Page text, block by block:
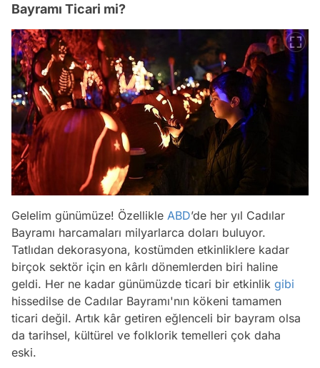
Bayramı Ticari mi?
Gelelim günümüze! Özellikle ABD’de her yıl Cadılar
Bayramı harcamaları milyarlarca doları buluyor.
Tatlıdan dekorasyona, kostümden etkinliklere kadar
birçok sektör için en kârlı dönemlerden biri haline
geldi. Her ne kadar günümüzde ticari bir etkinlik gibi
hissedilse de Cadılar Bayramı'nın kökeni tamamen
ticari değil. Artık kâr getiren eğlenceli bir bayram olsa
da tarihsel, kültürel ve folklorik temelleri çok daha
eski.